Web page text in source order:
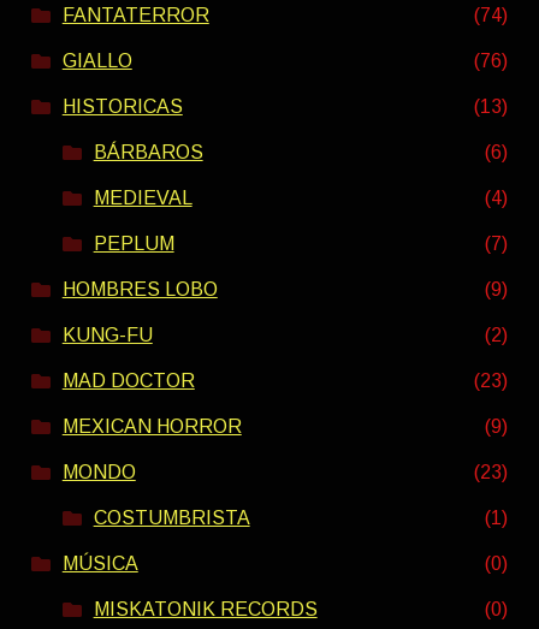
FANTATERROR (74)
GIALLO (76)
HISTORICAS (13)
BÁRBAROS (6)
MEDIEVAL (4)
PEPLUM (7)
HOMBRES LOBO (9)
KUNG-FU (2)
MAD DOCTOR (23)
MEXICAN HORROR (9)
MONDO (23)
COSTUMBRISTA (1)
MÚSICA (0)
MISKATONIK RECORDS (0)